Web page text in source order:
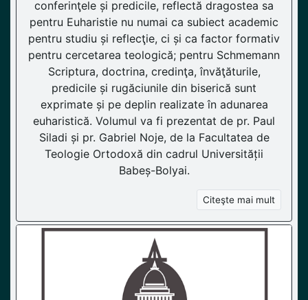
conferinţele și predicile, reflectă dragostea sa
pentru Euharistie nu numai ca subiect academic
pentru studiu și reflecţie, ci și ca factor formativ
pentru cercetarea teologică; pentru Schmemann
Scriptura, doctrina, credinţa, învăţăturile,
predicile și rugăciunile din biserică sunt
exprimate și pe deplin realizate în adunarea
euharistică. Volumul va fi prezentat de pr. Paul
Siladi și pr. Gabriel Noje, de la Facultatea de
Teologie Ortodoxă din cadrul Universității
Babeș-Bolyai.
Citeşte mai mult